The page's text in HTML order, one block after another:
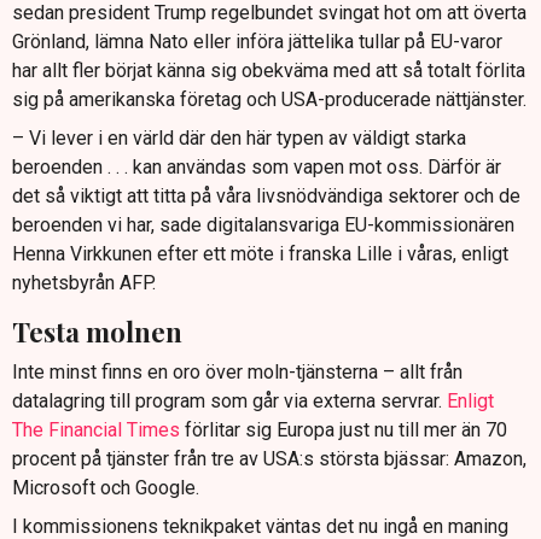
sedan president Trump regelbundet svingat hot om att överta
Grönland, lämna Nato eller införa jättelika tullar på EU-varor
har allt fler börjat känna sig obekväma med att så totalt förlita
sig på amerikanska företag och USA-producerade nättjänster.
– Vi lever i en värld där den här typen av väldigt starka
beroenden . . . kan användas som vapen mot oss. Därför är
det så viktigt att titta på våra livsnödvändiga sektorer och de
beroenden vi har, sade digitalansvariga EU-kommissionären
Henna Virkkunen efter ett möte i franska Lille i våras, enligt
nyhetsbyrån AFP.
Testa molnen
Inte minst finns en oro över moln-tjänsterna – allt från
datalagring till program som går via externa servrar. Enligt
The Financial Times förlitar sig Europa just nu till mer än 70
procent på tjänster från tre av USA:s största bjässar: Amazon,
Microsoft och Google.
I kommissionens teknikpaket väntas det nu ingå en maning